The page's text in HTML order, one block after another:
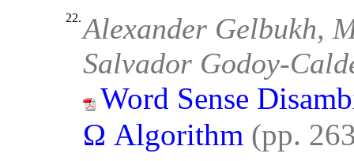
22.Alexander Gelbukh,
Salvador Godoy-
Word Sense
Ω Algorithm (pp.